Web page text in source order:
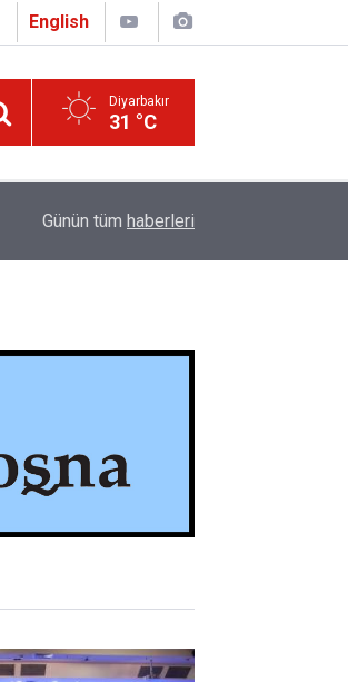
English
Diyarbakır
31 °C
3. o Hîrakerde yê Ferhengê Zazakî-Tirkî
Günün tüm haberleri